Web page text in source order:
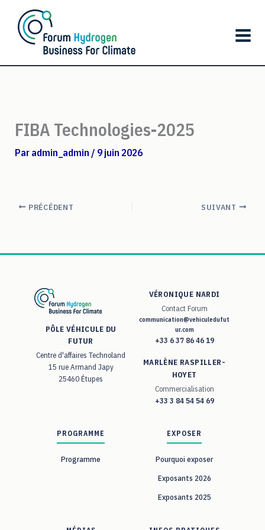
contenu
FIBA Technologies-2025
Paradmin_admin / 9 juin 2026
PRÉCÉDENT SUIVANT
PÔLE VÉHICULE DU
FUTUR
Centre d'affaires Technoland
15 rue Armand Japy
25460 Étupes
PROGRAMME
Programme
EXPOSER
Pourquoi exposer
Exposants 2026
Exposants 2025
VÉRONIQUE NARDI
Contact Forum
communication@vehiculedufut
ur.com
+33 6 37 86 46 19
MARLÈNE RASPILLER-
HOYET
Commercialisation
+33 3 84 54 54 69